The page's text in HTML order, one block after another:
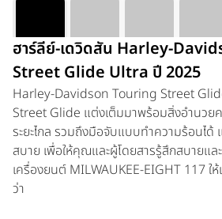
ฮาร์ลีย์-เดวิดสัน Harley-
Street Glide Ultra ปี 2025
Harley-Davidson Touring Street
Street Glide แต่งเต็มมาพร้อมสิ่งอำนวย
ระยะไกล รวมถึงมือจับแบบทำความร้อนได้
สบาย เพื่อให้คุณและผู้โดยสารรู้สึกสบายแล
เครื่องยนต์ MILWAUKEE-EIGHT 117 ใ
ว่า